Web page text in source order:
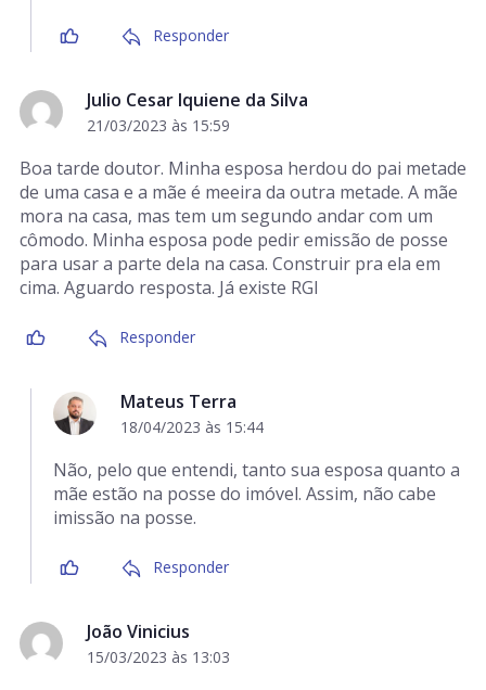
Responder
Julio Cesar Iquiene da Silva
21/03/2023 às 15:59
Boa tarde doutor. Minha esposa herdou do pai metade
de uma casa e a mãe é meeira da outra metade. A mãe
mora na casa, mas tem um segundo andar com um
cômodo. Minha esposa pode pedir emissão de posse
para usar a parte dela na casa. Construir pra ela em
cima. Aguardo resposta. Já existe RGI
Responder
Mateus Terra
18/04/2023 às 15:44
Não, pelo que entendi, tanto sua esposa quanto a
mãe estão na posse do imóvel. Assim, não cabe
imissão na posse.
Responder
João Vinicius
15/03/2023 às 13:03